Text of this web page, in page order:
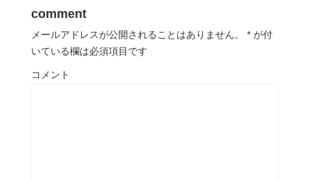
comment
メールアドレスが公開されることはありません。 * が付
いている欄は必須項目です
コメント